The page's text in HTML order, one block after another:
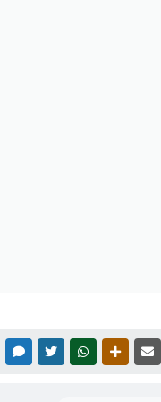
FACEBOOKMESSENGER
TWITTERWHATSAPP